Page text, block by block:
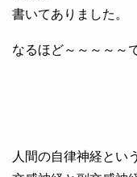
書いてありました。
なるほど～～～～～
人間の自律神経とい